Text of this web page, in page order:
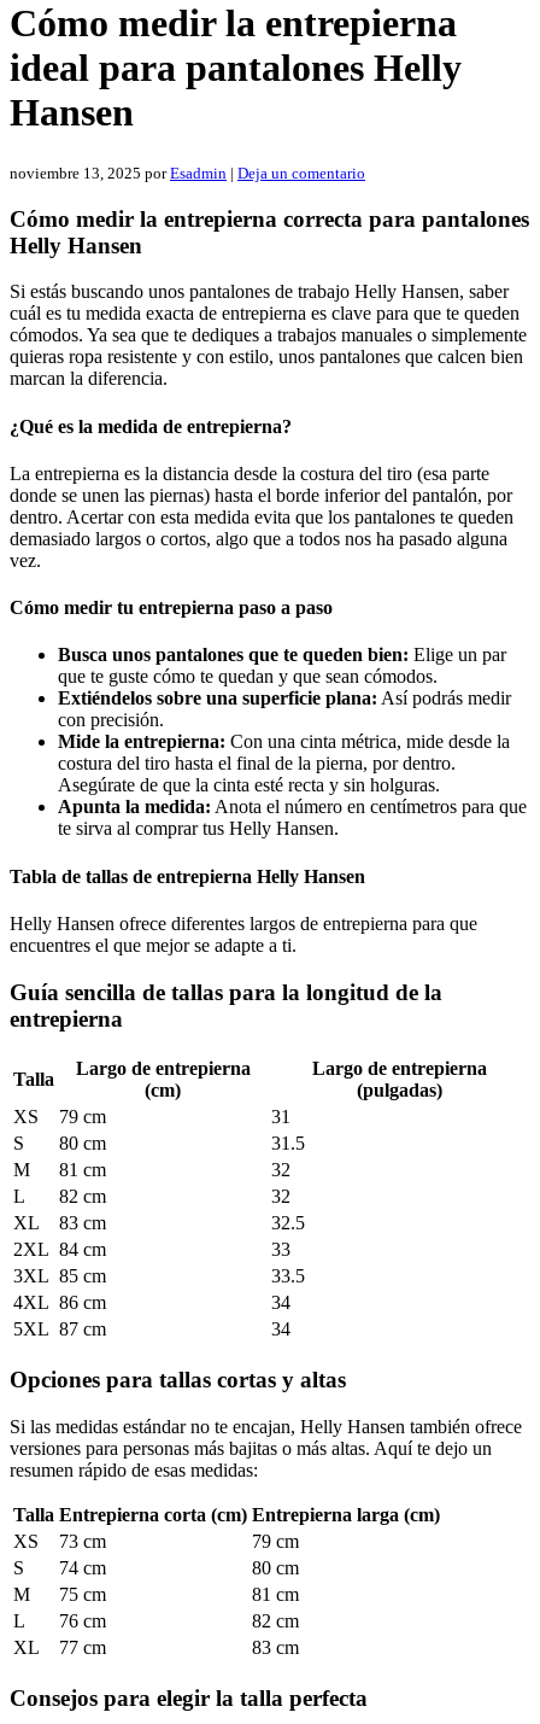
Cómo medir la entrepierna
ideal para pantalones Helly
Hansen
noviembre 13, 2025 porEsadmin | Deja un comentario
Cómo medir la entrepierna correcta para pantalones
Helly Hansen
Si estás buscando unos pantalones de trabajo Helly Hansen, saber
cuál es tu medida exacta de entrepierna es clave para que te queden
cómodos. Ya sea que te dediques a trabajos manuales o simplemente
quieras ropa resistente y con estilo, unos pantalones que calcen bien
marcan la diferencia.
¿Qué es la medida de entrepierna?
La entrepierna es la distancia desde la costura del tiro (esa parte
donde se unen las piernas) hasta el borde inferior del pantalón, por
dentro. Acertar con esta medida evita que los pantalones te queden
demasiado largos o cortos, algo que a todos nos ha pasado alguna
vez.
Cómo medir tu entrepierna paso a paso
Busca unos pantalones que te queden bien: Elige un par
que te guste cómo te quedan y que sean cómodos.
Extiéndelos sobre una superficie plana: Así podrás medir
con precisión.
Mide la entrepierna: Con una cinta métrica, mide desde la
costura del tiro hasta el final de la pierna, por dentro.
Asegúrate de que la cinta esté recta y sin holguras.
Apunta la medida: Anota el número en centímetros para que
te sirva al comprar tus Helly Hansen.
Tabla de tallas de entrepierna Helly Hansen
Helly Hansen ofrece diferentes largos de entrepierna para que
encuentres el que mejor se adapte a ti.
Guía sencilla de tallas para la longitud de la
entrepierna
Talla
Largo de entrepierna
(cm)
Largo de entrepierna
(pulgadas)
XS
79 cm
31
S
80 cm
31.5
M
81 cm
32
L
82 cm
32
XL
83 cm
32.5
2XL 84 cm
33
3XL 85 cm
33.5
4XL 86 cm
34
5XL 87 cm 34
Opciones para tallas cortas y altas
Si las medidas estándar no te encajan, Helly Hansen también ofrece
versiones para personas más bajitas o más altas. Aquí te dejo un
resumen rápido de esas medidas:
Talla Entrepierna corta (cm) Entrepierna larga (cm)
XS
73 cm
79 cm
S
74 cm
80 cm
M
75 cm
81 cm
L
76 cm
82 cm
XL
77 cm 83 cm
Consejos para elegir la talla perfecta